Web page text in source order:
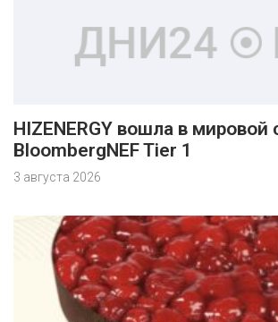
HIZENERGY вошла в мировой
BloombergNEF Tier 1
3 августа 2026